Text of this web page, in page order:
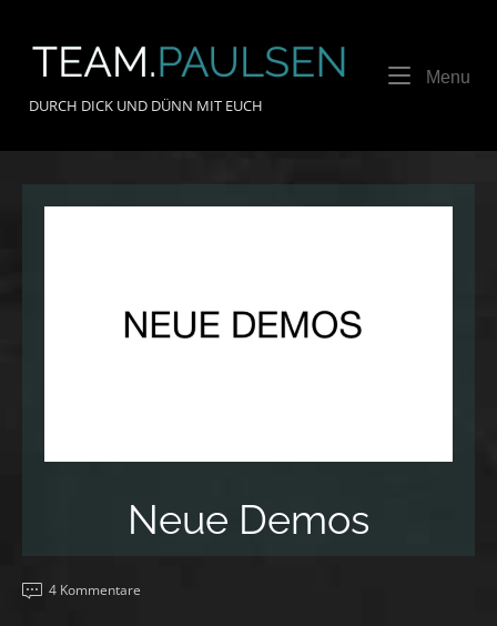
Home
DURCH DICK UND DÜNN MIT EUCH
Menu
Neue Demos
4 Kommentare